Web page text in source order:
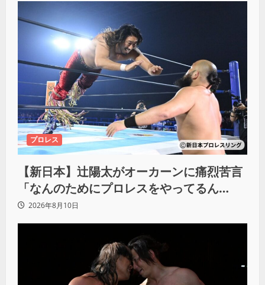
プロレス
【新日本】辻陽太がオーカーンに痛烈苦言
「なんのためにプロレスをやってるん
だ？」
2026年8月10日